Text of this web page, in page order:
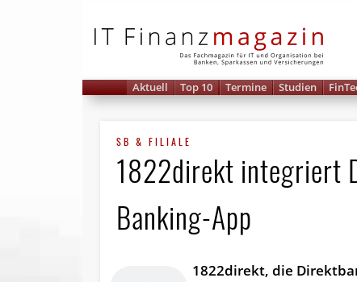
Aktuell Top 10 Termine Studien
SB & FILIALE
1822direkt integriert
Banking-App
1822direkt, die